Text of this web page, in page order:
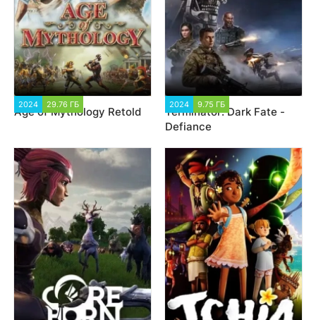
2024 29.76 ГБ
Age of Mythology Retold
2024 9.75 ГБ
Terminator: Dark Fate -
Defiance